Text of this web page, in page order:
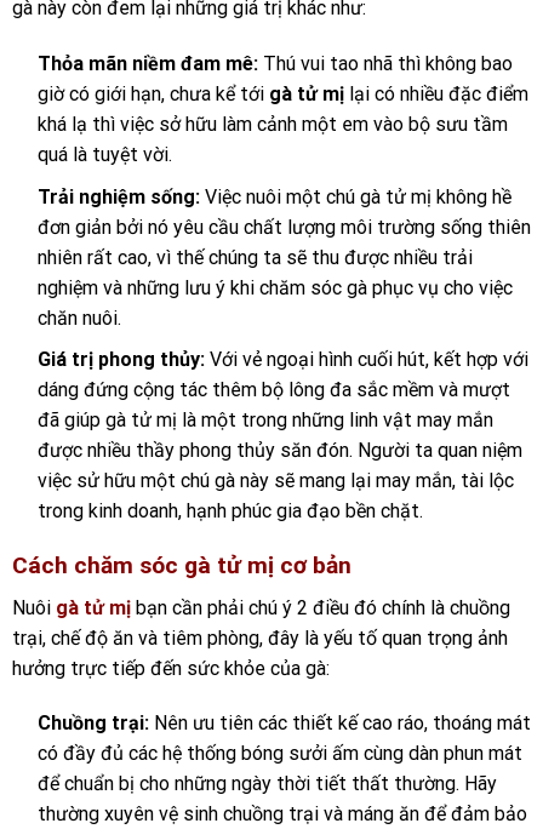
gà này còn đem lại những giá trị khác như:
Thỏa mãn niềm đam mê:Thú vui tao nhã thì không bao
giờ có giới hạn, chưa kể tới gà tử mịlại có nhiều đặc điểm
khá lạ thì việc sở hữu làm cảnh một em vào bộ sưu tầm
quá là tuyệt vời.
Trải nghiệm sống:Việc nuôi một chú gà tử mị không hề
đơn giản bởi nó yêu cầu chất lượng môi trường sống thiên
nhiên rất cao, vì thế chúng ta sẽ thu được nhiều trải
nghiệm và những lưu ý khi chăm sóc gà phục vụ cho việc
chăn nuôi.
Giá trị phong thủy:Với vẻ ngoại hình cuối hút, kết hợp với
dáng đứng cộng tác thêm bộ lông đa sắc mềm và mượt
đã giúp gà tử mị là một trong những linh vật may mắn
được nhiều thầy phong thủy săn đón. Người ta quan niệm
việc sử hữu một chú gà này sẽ mang lại may mắn, tài lộc
trong kinh doanh, hạnh phúc gia đạo bền chặt.
Cách chăm sóc gà tử mị cơ bản
Nuôi gà tử mị bạn cần phải chú ý 2 điều đó chính là chuồng
trại, chế độ ăn và tiêm phòng, đây là yếu tố quan trọng ảnh
hưởng trực tiếp đến sức khỏe của gà:
Chuồng trại:Nên ưu tiên các thiết kế cao ráo, thoáng mát
có đầy đủ các hệ thống bóng sưởi ấm cùng dàn phun mát
để chuẩn bị cho những ngày thời tiết thất thường. Hãy
thường xuyên vệ sinh chuồng trại và máng ăn để đảm bảo